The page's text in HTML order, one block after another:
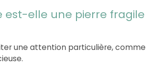
est-elle une pierre fragile
une attention particulière, comme